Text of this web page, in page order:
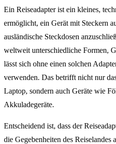
Ein Reiseadapter ist ein kleines,
ermöglicht, ein Gerät mit Steckern
ausländische Steckdosen
weltweit unterschiedliche Formen,
lässt sich ohne einen solchen
verwenden. Das betrifft nicht nur
Laptop, sondern auch Geräte wie
Akkuladegeräte.
Entscheidend ist, dass der
die Gegebenheiten des Reiselandes